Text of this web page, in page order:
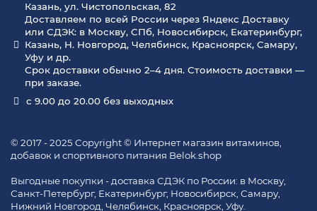
Казань, ул. Чистопольская, 82
Доставляем по всей России через Яндекс Доставку
или СДЭК: в Москву, СПб, Новосибирск, Екатеринбург,
Казань, Н. Новгород, Челябинск, Красноярск, Самару,
Уфу и др.
Срок доставки обычно 2–4 дня. Стоимость доставки —
при заказе.
с 9.00 до 20.00 без выходных
© 2017 - 2025 Copyright © Интернет магазин витаминов,
добавок и спортивного питания Belok.shop
Выгодные покупки - доставка СДЭК по России: в Москву,
Санкт-Петербург, Екатеринбург, Новосибирск, Самару,
Нижний Новгород, Челябинск, Красноярск, Уфу.